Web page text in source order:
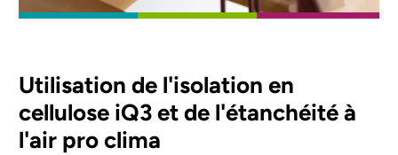
Utilisation de l'isolation en
cellulose iQ3 et de l'étanchéité à
l'air pro clima